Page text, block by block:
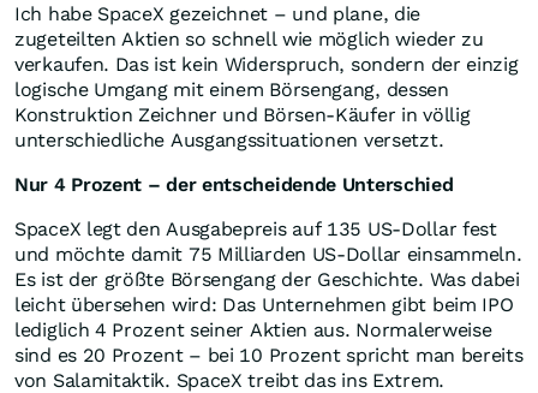
Ich habe SpaceX gezeichnet – und plane, die
zugeteilten Aktien so schnell wie möglich wieder zu
verkaufen. Das ist kein Widerspruch, sondern der einzig
logische Umgang mit einem Börsengang, dessen
Konstruktion Zeichner und Börsen-Käufer in völlig
unterschiedliche Ausgangssituationen versetzt.
Nur 4 Prozent – der entscheidende Unterschied
SpaceX legt den Ausgabepreis auf 135 US-Dollar fest
und möchte damit 75 Milliarden US-Dollar einsammeln.
Es ist der größte Börsengang der Geschichte. Was dabei
leicht übersehen wird: Das Unternehmen gibt beim IPO
lediglich 4 Prozent seiner Aktien aus. Normalerweise
sind es 20 Prozent – bei 10 Prozent spricht man bereits
von Salamitaktik. SpaceX treibt das ins Extrem.